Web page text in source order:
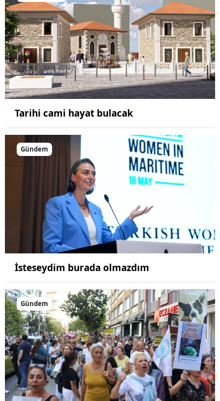
Tarihi cami hayat bulacak
Gündem
İsteseydim burada olmazdım
Gündem